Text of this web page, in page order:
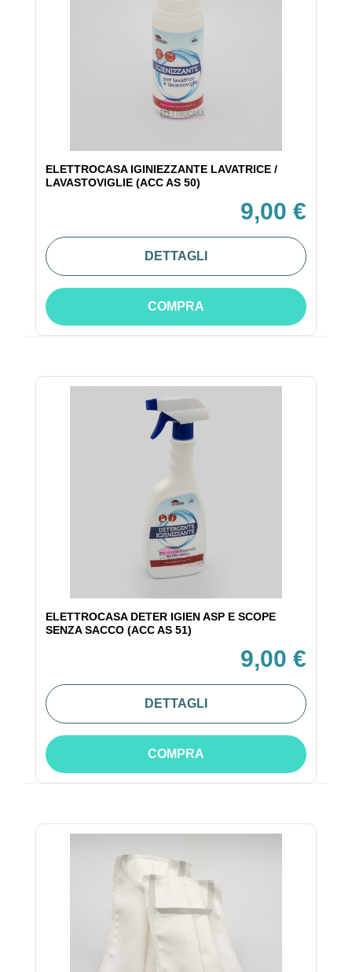
ELETTROCASA IGINIEZZANTE LAVATRICE /
LAVASTOVIGLIE (ACC AS 50)
9,00 €
DETTAGLI
COMPRA
ELETTROCASA DETER IGIEN ASP E SCOPE
SENZA SACCO (ACC AS 51)
9,00 €
DETTAGLI
COMPRA